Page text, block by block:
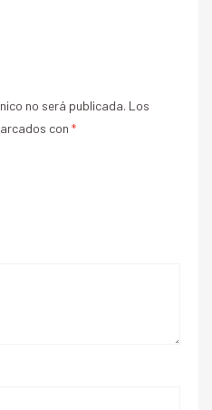
no será publicada. Los
con *